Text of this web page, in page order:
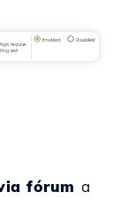
fórum a